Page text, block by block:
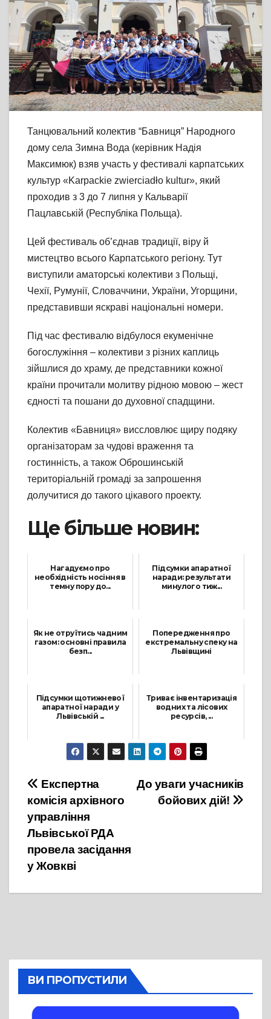
Танцювальний колектив “Бавниця” Народного
дому села Зимна Вода (керівник Надія
Максимюк) взяв участь у фестивалі карпатських
культур «Karpackie zwierciadło kultur», який
проходив з 3 до 7 липня у Кальварії
Пацлавській (Республіка Польща).
Цей фестиваль об’єднав традиції, віру й
мистецтво всього Карпатського регіону. Тут
виступили аматорські колективи з Польщі,
Чехії, Румунії, Словаччини, України, Угорщини,
представивши яскраві національні номери.
Під час фестивалю відбулося екуменічне
богослужіння – колективи з різних каплиць
зійшлися до храму, де представники кожної
країни прочитали молитву рідною мовою – жест
єдності та пошани до духовної спадщини.
Колектив «Бавниця» виссловлює щиру подяку
організаторам за чудові враження та
гостинність, а також Оброшинській
територіальній громаді за запрошення
долучитися до такого цікавого проекту.
Ще більше новин:
Нагадуємо про
необхідність носіння в
темну пору до...
Підсумки апаратної
наради: результати
минулого тиж...
Як не отруїтись чадним
газом: основні правила
безп...
Попередження про
екстремальну спеку на
Львівщині
Підсумки щотижневої
апаратної наради у
Львівській ...
17 Листопада, 2025
Триває інвентаризація
водних та лісових
ресурсів, ...
5 Листопада, 2021
Навігація
записів
До уваги учасників
бойових дій!
Експертна
комісія архівного
управління
Львівської РДА
провела засідання
у Жовкві
ВИ ПРОПУСТИЛИ